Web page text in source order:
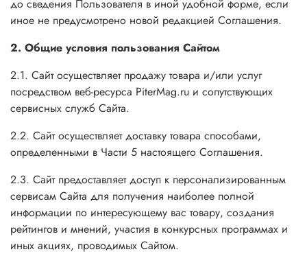
до сведения Пользователя в иной удобной форме, если
иное не предусмотрено новой редакцией Соглашения.
2. Общие условия пользования Сайтом
2.1. Сайт осуществляет продажу товара и/или услуг
посредством веб-ресурса PiterMag.ru и сопутствующих
сервисных служб Сайта.
2.2. Сайт осуществляет доставку товара способами,
определенными в Части 5 настоящего Соглашения.
2.3. Сайт предоставляет доступ к персонализированным
сервисам Сайта для получения наиболее полной
информации по интересующему вас товару, создания
рейтингов и мнений, участия в конкурсных программах и
иных акциях, проводимых Сайтом.